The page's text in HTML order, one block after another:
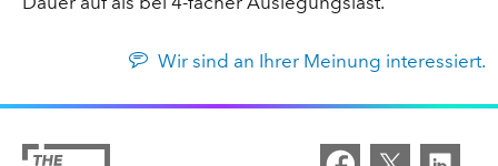
Wir sind an Ihrer Meinung interessiert.